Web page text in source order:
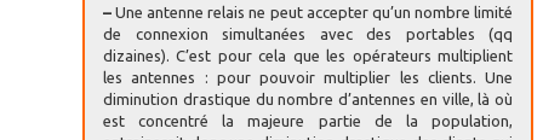
– Une antenne relais ne peut accepter qu’un nombre limité
de connexion simultanées avec des portables (qq
dizaines). C’est pour cela que les opérateurs multiplient
les antennes : pour pouvoir multiplier les clients. Une
diminution drastique du nombre d’antennes en ville, là où
est concentré la majeure partie de la population,